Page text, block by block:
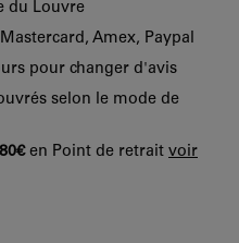
du Louvre
Amex, Paypal
pour changer d'avis
selon le mode de
en Point de retrait voir